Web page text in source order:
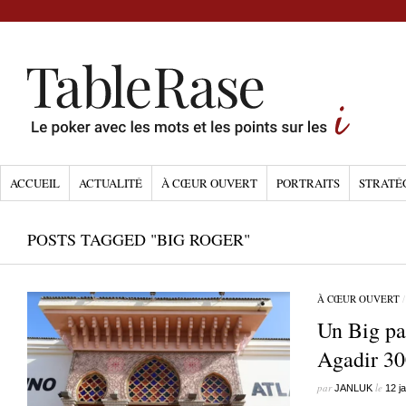
ACCUEIL ACTUALITÉ À CŒUR OUVERT PORTRAITS
POSTS TAGGED "BIG ROGER"
À CŒUR OUVERT
Un Big
Agadir
parJANLUK le 12